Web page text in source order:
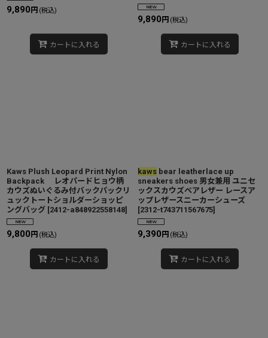
9,890 円 (税込)
カートに入れる
9,890 円 (税込)
カートに入れる
Kaws Plush Leopard Print Nylon
Backpack レオパードヒョウ柄
カウズぬいぐるみ付バックパックリ
ュックトートショルダーショッピ
ングバッグ [2412-a848922558148]
9,800 円 (税込)
カートに入れる
kaws bear leatherlace up
sneakers shoes 男女兼用 ユニセ
ックスカウズベアレザー レースア
ップレザースニーカーシューズ
[2312-t743711567675]
9,390 円 (税込)
カートに入れる